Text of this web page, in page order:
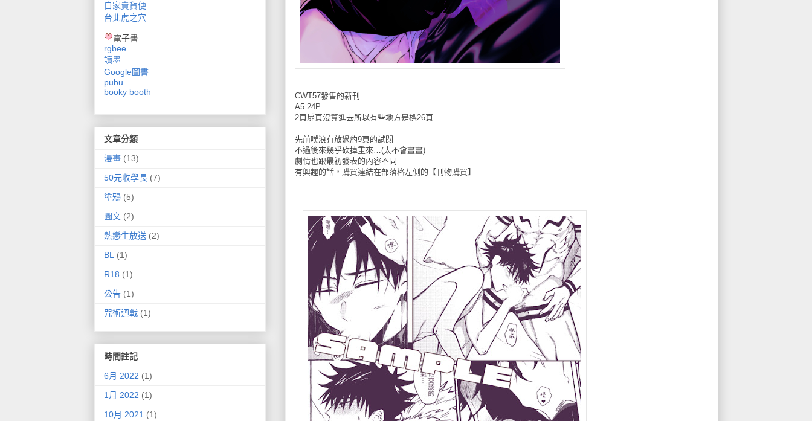
CWT57發售的新刊
A5 24P
2頁扉頁沒算進去所以有些地方是標26頁
先前噗浪有放過約9頁的試閱
不過後來幾乎砍掉重來…(太不會畫畫)
劇情也跟最初發表的內容不同
有興趣的話，購買連結在部落格左側的【刊物購買】
自家賣貨便
台北虎之穴
電子書
rgbee
讀墨
Google圖書
pubu
booky booth
文章分類
漫畫 (13)
50元收學長 (7)
塗鴉 (5)
圖文 (2)
熱戀生放送 (2)
BL (1)
R18 (1)
公告 (1)
咒術迴戰 (1)
時間註記
6月 2022 (1)
1月 2022 (1)
10月 2021 (1)